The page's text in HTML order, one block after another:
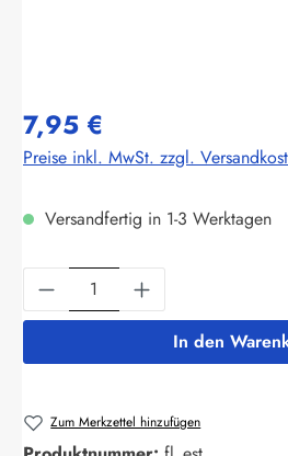
7,95 €
Preise inkl. MwSt. zzgl.
Versandfertig in 1-3 Werktagen
Produkt Anzahl: Gib
In den
Zum Merkzettel hinzufügen